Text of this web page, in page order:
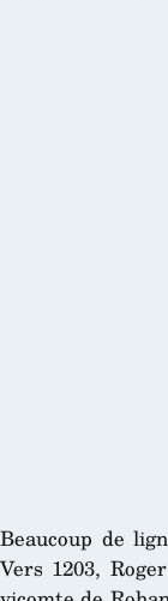
Beaucoup de
Vers 1203,